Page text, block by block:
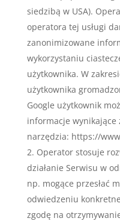
siedzibą w USA).
operatora tej usługi
zanonimizowane
wykorzystaniu
użytkownika. W
użytkownika
Google użytkownik
informacje wynikające
narzędzia: https://
Operator stosuje
działanie Serwisu w
np. mogące przesłać
odwiedzeniu
zgodę na